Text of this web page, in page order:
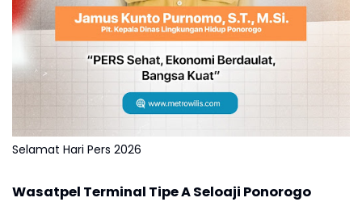
Selamat Hari Pers 2026
Wasatpel Terminal Tipe A Seloaji Ponorogo